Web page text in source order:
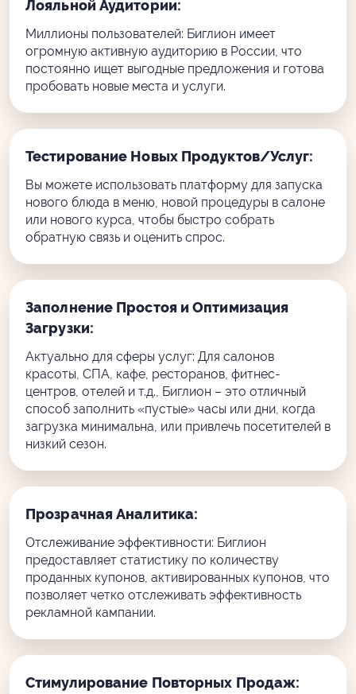
Лояльной Аудитории:
Миллионы пользователей: Биглион имеет
огромную активную аудиторию в России, что
постоянно ищет выгодные предложения и готова
пробовать новые места и услуги.
Тестирование Новых Продуктов/Услуг:
Вы можете использовать платформу для запуска
нового блюда в меню, новой процедуры в салоне
или нового курса, чтобы быстро собрать
обратную связь и оценить спрос.
Заполнение Простоя и Оптимизация
Загрузки:
Актуально для сферы услуг: Для салонов
красоты, СПА, кафе, ресторанов, фитнес-
центров, отелей и т.д., Биглион – это отличный
способ заполнить «пустые» часы или дни, когда
загрузка минимальна, или привлечь посетителей в
низкий сезон.
Прозрачная Аналитика:
Отслеживание эффективности: Биглион
предоставляет статистику по количеству
проданных купонов, активированных купонов, что
позволяет четко отслеживать эффективность
рекламной кампании.
Стимулирование Повторных Продаж: